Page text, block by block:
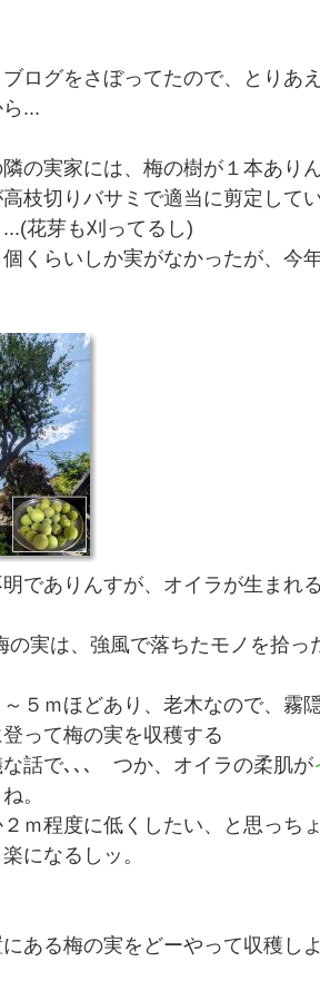
ブログをさぼってたので、とりあ
...
の実家には、梅の樹が１本あり
枝切りバサミで適当に剪定して
花芽も刈ってるし)
くらいしか実がなかったが、今
でありんすが、オイラが生まれ
の実は、強風で落ちたモノを拾っ
５ｍほどあり、老木なので、霧
って梅の実を収穫する
な話で､､､ つか、オイラの柔肌が
。
２ｍ程度に低くしたい、と思っ
になるしッ。
ある梅の実をどーやって収穫し